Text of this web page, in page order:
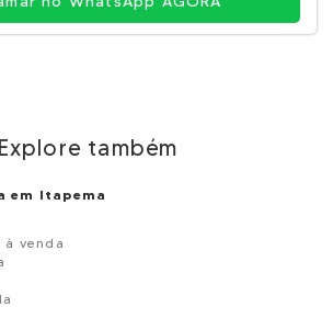
Explore também
em Itapema
à venda